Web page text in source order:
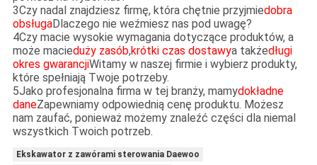
3Czy nadal znajdziesz firmę, która chętnie przyjmiedobra
obsługaDlaczego nie weźmiesz nas pod uwagę?
4Czy macie wysokie wymagania dotyczące produktów, a
może macieduży zasób,krótki czas dostawya takżedługi
okres gwarancjiWitamy w naszej firmie i wybierz produkty,
które spełniają Twoje potrzeby.
5Jako profesjonalna firma w tej branży, mamydokładne
daneZapewniamy odpowiednią cenę produktu. Możesz
nam zaufać, ponieważ możemy znaleźć części dla niemal
wszystkich Twoich potrzeb.
Ekskawator z zawórami sterowania Daewoo